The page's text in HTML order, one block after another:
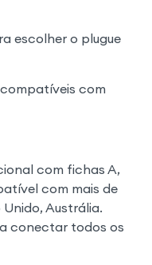
escolher o plugue
com
com fichas A,
com mais de
Unido, Austrália.
conectar todos os